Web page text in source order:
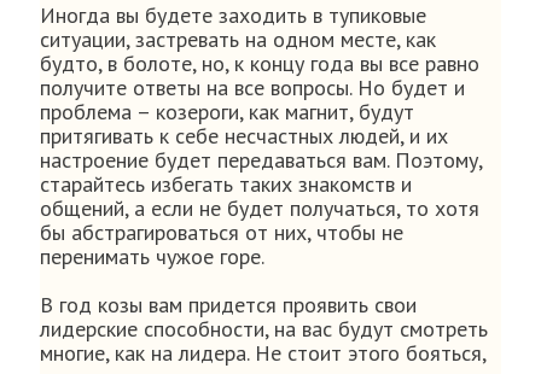
Иногда вы будете заходить в тупиковые
ситуации, застревать на одном месте, как
будто, в болоте, но, к концу года вы все равно
получите ответы на все вопросы. Но будет и
проблема – козероги, как магнит, будут
притягивать к себе несчастных людей, и их
настроение будет передаваться вам. Поэтому,
старайтесь избегать таких знакомств и
общений, а если не будет получаться, то хотя
бы абстрагироваться от них, чтобы не
перенимать чужое горе.
В год козы вам придется проявить свои
лидерские способности, на вас будут смотреть
многие, как на лидера. Не стоит этого бояться,